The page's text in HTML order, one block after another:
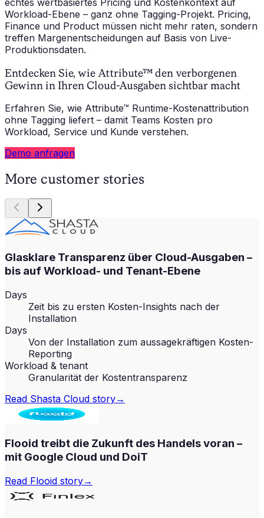
Workload-Ebene – ganz ohne Tagging-Projekt. Pricing,
Finance und Product müssen nicht mehr raten, sondern
treffen Margenentscheidungen auf Basis von Live-
Produktionsdaten.
Entdecken Sie, wie Attribute™ den verborgenen
Gewinn in Ihren Cloud-Ausgaben sichtbar macht
Erfahren Sie, wie Attribute™ Runtime-Kostenattribution
ohne Tagging liefert – damit Teams Kosten pro
Workload, Service und Kunde verstehen.
Demo anfragen
More customer stories
Glasklare Transparenz über Cloud-Ausgaben –
bis auf Workload- und Tenant-Ebene
Days
Zeit bis zu ersten Kosten-Insights nach der
Installation
Days
Von der Installation zum aussagekräftigen Kosten-
Reporting
Workload & tenant
Granularität der Kostentransparenz
Read Shasta Cloud story→
Flooid treibt die Zukunft des Handels voran –
mit Google Cloud und DoiT
Read Flooid story→